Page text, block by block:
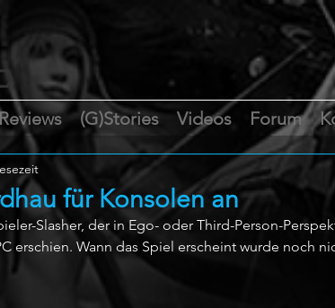
(G)Stories Videos Forum
für Konsolen an
Slasher, der in Ego- oder Third-Person-
erschien. Wann das Spiel erscheint wurde noch